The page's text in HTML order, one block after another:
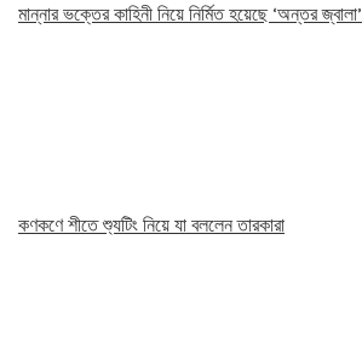
মান্নার ভক্তের কাহিনী নিয়ে নির্মিত হয়েছে ‘অন্তর জ্বালা’
কণকণে শীতে শ্যুটিং নিয়ে যা বললেন তারকারা